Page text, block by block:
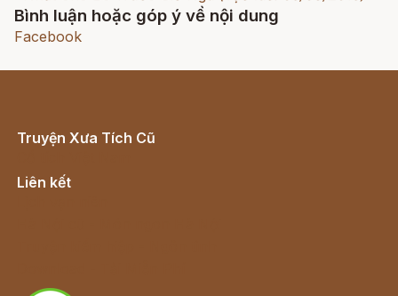
Bình luận hoặc góp ý về nội dung
Facebook
Truyện Xưa Tích Cũ
Liên kết